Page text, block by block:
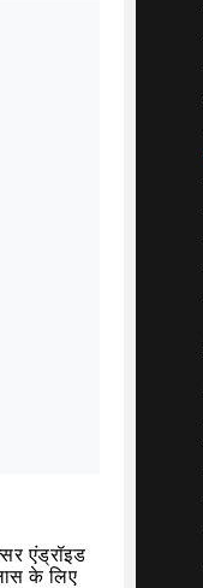
एंड्रॉइड
के लिए